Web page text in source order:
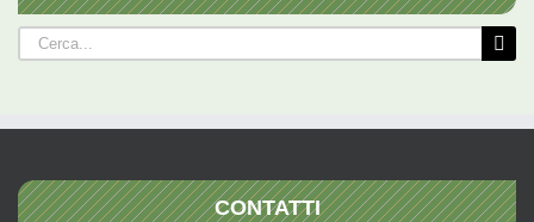
Cerca
per:
CONTATTI